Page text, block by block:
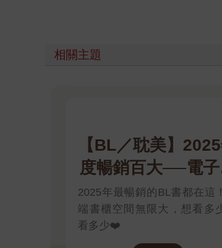
相關主題
【BL／耽美】
度暢銷百大──電子
版！
2025年最暢銷的BL書都在這
端書櫃空間無限大，想看多
看多少❤️